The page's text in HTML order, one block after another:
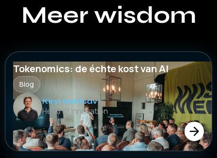
Meer wisdom
Tokenomics: de échte kost van AI
Blog
Kiryl Maltsav
Head of Innovation